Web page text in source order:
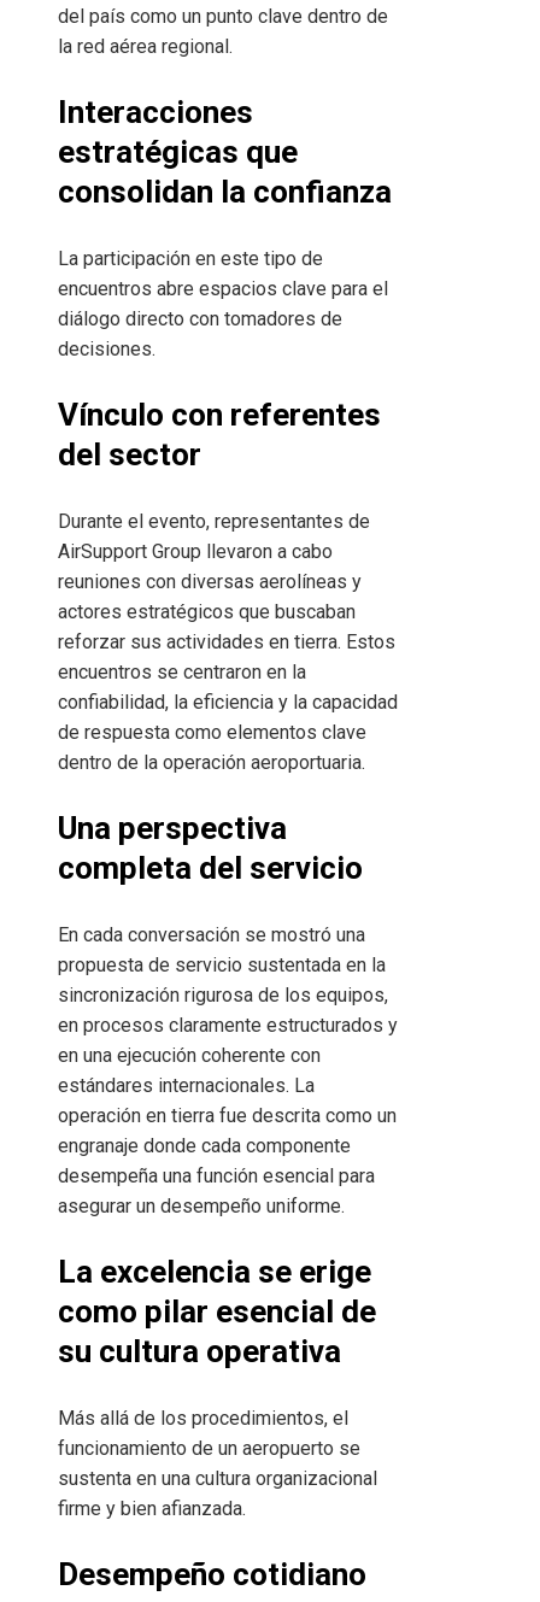
del país como un punto clave dentro de
la red aérea regional.
Interacciones
estratégicas que
consolidan la confianza
La participación en este tipo de
encuentros abre espacios clave para el
diálogo directo con tomadores de
decisiones.
Vínculo con referentes
del sector
Durante el evento, representantes de
AirSupport Group llevaron a cabo
reuniones con diversas aerolíneas y
actores estratégicos que buscaban
reforzar sus actividades en tierra. Estos
encuentros se centraron en la
confiabilidad, la eficiencia y la capacidad
de respuesta como elementos clave
dentro de la operación aeroportuaria.
Una perspectiva
completa del servicio
En cada conversación se mostró una
propuesta de servicio sustentada en la
sincronización rigurosa de los equipos,
en procesos claramente estructurados y
en una ejecución coherente con
estándares internacionales. La
operación en tierra fue descrita como un
engranaje donde cada componente
desempeña una función esencial para
asegurar un desempeño uniforme.
La excelencia se erige
como pilar esencial de
su cultura operativa
Más allá de los procedimientos, el
funcionamiento de un aeropuerto se
sustenta en una cultura organizacional
firme y bien afianzada.
Desempeño cotidiano